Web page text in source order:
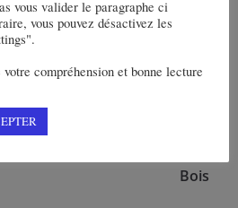
nouveau site à Aix-en-
tourné vers la mobilité
à Champigny-sur-Marne
Bois
vous valider le paragraphe ci
vous pouvez désactivez les
compréhension et bonne lecture